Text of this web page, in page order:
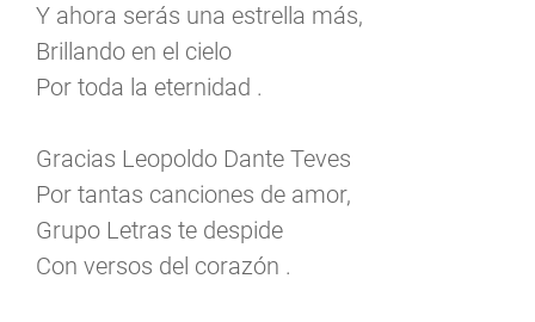
Y ahora serás una estrella más,
Brillando en el cielo
Por toda la eternidad .
Gracias Leopoldo Dante Teves
Por tantas canciones de amor,
Grupo Letras te despide
Con versos del corazón .